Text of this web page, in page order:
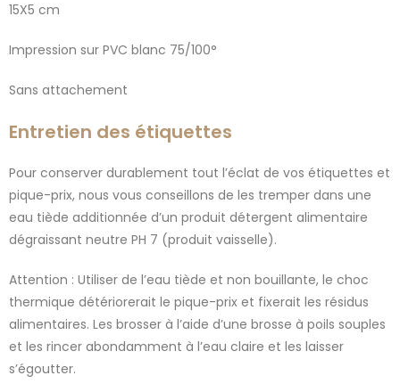
15X5 cm
Impression sur PVC blanc 75/100°
Sans attachement
Entretien des étiquettes
Pour conserver durablement tout l’éclat de vos étiquettes et
pique-prix, nous vous conseillons de les tremper dans une
eau tiède additionnée d’un produit détergent alimentaire
dégraissant neutre PH 7 (produit vaisselle).
Attention : Utiliser de l’eau tiède et non bouillante, le choc
thermique détériorerait le pique-prix et fixerait les résidus
alimentaires. Les brosser à l’aide d’une brosse à poils souples
et les rincer abondamment à l’eau claire et les laisser
s’égoutter.